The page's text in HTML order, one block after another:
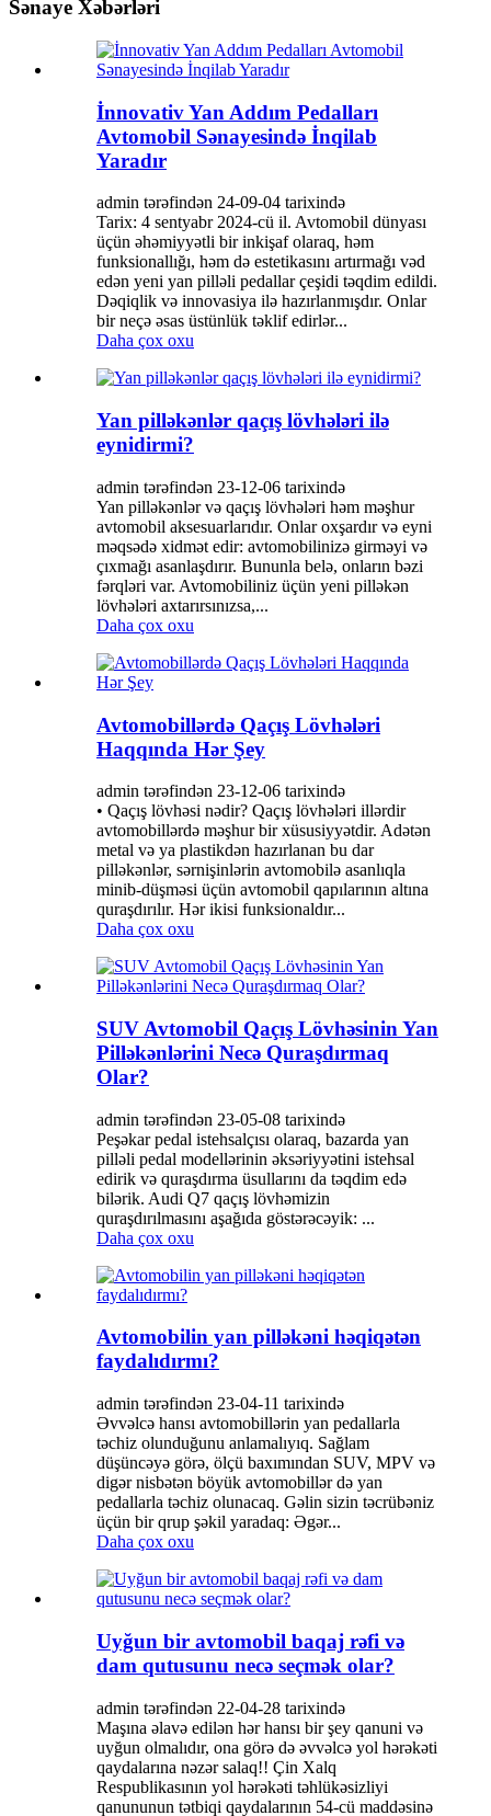
Sənaye Xəbərləri
İnnovativ Yan Addım Pedalları
Avtomobil Sənayesində İnqilab
Yaradır
admin tərəfindən 24-09-04 tarixində
Tarix: 4 sentyabr 2024-cü il. Avtomobil dünyası
üçün əhəmiyyətli bir inkişaf olaraq, həm
funksionallığı, həm də estetikasını artırmağı vəd
edən yeni yan pilləli pedallar çeşidi təqdim edildi.
Dəqiqlik və innovasiya ilə hazırlanmışdır. Onlar
bir neçə əsas üstünlük təklif edirlər...
Daha çox oxu
Yan pilləkənlər qaçış lövhələri ilə
eynidirmi?
admin tərəfindən 23-12-06 tarixində
Yan pilləkənlər və qaçış lövhələri həm məşhur
avtomobil aksesuarlarıdır. Onlar oxşardır və eyni
məqsədə xidmət edir: avtomobilinizə girməyi və
çıxmağı asanlaşdırır. Bununla belə, onların bəzi
fərqləri var. Avtomobiliniz üçün yeni pilləkən
lövhələri axtarırsınızsa,...
Daha çox oxu
Avtomobillərdə Qaçış Lövhələri
Haqqında Hər Şey
admin tərəfindən 23-12-06 tarixində
• Qaçış lövhəsi nədir? Qaçış lövhələri illərdir
avtomobillərdə məşhur bir xüsusiyyətdir. Adətən
metal və ya plastikdən hazırlanan bu dar
pilləkənlər, sərnişinlərin avtomobilə asanlıqla
minib-düşməsi üçün avtomobil qapılarının altına
quraşdırılır. Hər ikisi funksionaldır...
Daha çox oxu
SUV Avtomobil Qaçış Lövhəsinin Yan
Pilləkənlərini Necə Quraşdırmaq
Olar?
admin tərəfindən 23-05-08 tarixində
Peşəkar pedal istehsalçısı olaraq, bazarda yan
pilləli pedal modellərinin əksəriyyətini istehsal
edirik və quraşdırma üsullarını da təqdim edə
bilərik. Audi Q7 qaçış lövhəmizin
quraşdırılmasını aşağıda göstərəcəyik: ...
Daha çox oxu
Avtomobilin yan pilləkəni həqiqətən
faydalıdırmı?
admin tərəfindən 23-04-11 tarixində
Əvvəlcə hansı avtomobillərin yan pedallarla
təchiz olunduğunu anlamalıyıq. Sağlam
düşüncəyə görə, ölçü baxımından SUV, MPV və
digər nisbətən böyük avtomobillər də yan
pedallarla təchiz olunacaq. Gəlin sizin təcrübəniz
üçün bir qrup şəkil yaradaq: Əgər...
Daha çox oxu
Uyğun bir avtomobil baqaj rəfi və
dam qutusunu necə seçmək olar?
admin tərəfindən 22-04-28 tarixində
Maşına əlavə edilən hər hansı bir şey qanuni və
uyğun olmalıdır, ona görə də əvvəlcə yol hərəkəti
qaydalarına nəzər salaq!! Çin Xalq
Respublikasının yol hərəkəti təhlükəsizliyi
qanununun tətbiqi qaydalarının 54-cü maddəsinə